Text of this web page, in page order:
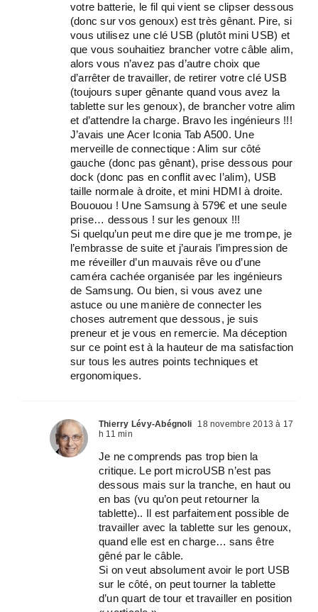
votre batterie, le fil qui vient se clipser dessous
(donc sur vos genoux) est très gênant. Pire, si
vous utilisez une clé USB (plutôt mini USB) et
que vous souhaitiez brancher votre câble alim,
alors vous n’avez pas d’autre choix que
d’arrêter de travailler, de retirer votre clé USB
(toujours super gênante quand vous avez la
tablette sur les genoux), de brancher votre alim
et d’attendre la charge. Bravo les ingénieurs !!!
J’avais une Acer Iconia Tab A500. Une
merveille de connectique : Alim sur côté
gauche (donc pas gênant), prise dessous pour
dock (donc pas en conflit avec l’alim), USB
taille normale à droite, et mini HDMI à droite.
Bououou ! Une Samsung à 579€ et une seule
prise… dessous ! sur les genoux !!!
Si quelqu’un peut me dire que je me trompe, je
l’embrasse de suite et j’aurais l’impression de
me réveiller d’un mauvais rêve ou d’une
caméra cachée organisée par les ingénieurs
de Samsung. Ou bien, si vous avez une
astuce ou une manière de connecter les
choses autrement que dessous, je suis
preneur et je vous en remercie. Ma déception
sur ce point est à la hauteur de ma satisfaction
sur tous les autres points techniques et
ergonomiques.
Thierry Lévy-Abégnoli
18 novembre 2013 à 17
h 11 min
Je ne comprends pas trop bien la
critique. Le port microUSB n’est pas
dessous mais sur la tranche, en haut ou
en bas (vu qu’on peut retourner la
tablette).. Il est parfaitement possible de
travailler avec la tablette sur les genoux,
quand elle est en charge… sans être
gêné par le câble.
Si on veut absolument avoir le port USB
sur le côté, on peut tourner la tablette
d’un quart de tour et travailler en position